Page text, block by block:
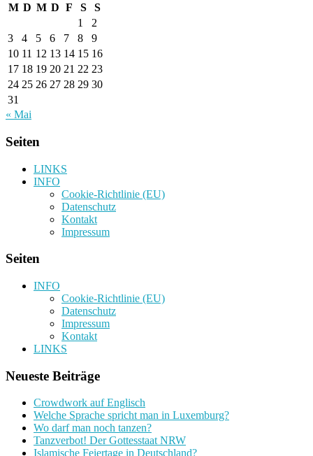
M D M D F S
S
1
2
3
4 5 6 7 8
9
10 11 12 13 14 15 16
17 18 19 20 21 22 23
24 25 26 27 28 29 30
31
« Mai
Seiten
LINKS
INFO
Cookie-Richtlinie (EU)
Datenschutz
Kontakt
Impressum
Seiten
INFO
Cookie-Richtlinie (EU)
Datenschutz
Impressum
Kontakt
LINKS
Neueste Beiträge
Crowdwork auf Englisch
Welche Sprache spricht man in Luxemburg?
Wo darf man noch tanzen?
Tanzverbot! Der Gottesstaat NRW
Islamische Feiertage in Deutschland?